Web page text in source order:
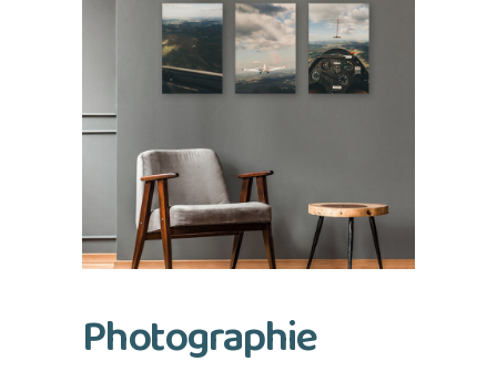
Photographie